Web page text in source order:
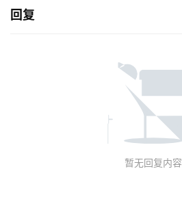
回复
暂无回复内容